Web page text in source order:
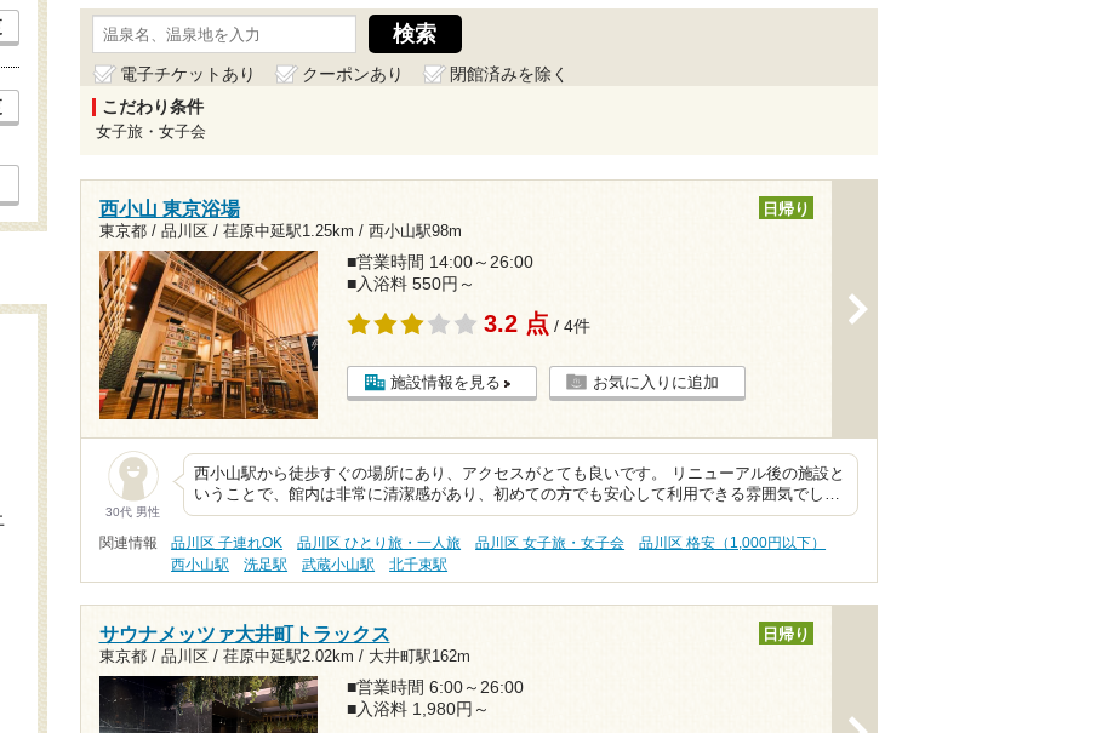
電子チケットあり クーポンあり
閉館済みを除く
こだわり条件
女子旅・女子会
西小山 東京浴場
東京都 / 品川区 / 荏原中延駅1.25km / 西小山駅98m
日帰り
■営業時間 14:00～26:00
■入浴料 550円～
3.2 点 / 4件
施設情報を見る お気に入りに追加
30代 男性
西小山駅から徒歩すぐの場所にあり、アクセスがとても良いです。 リニューアル後の施設と
いうことで、館内は非常に清潔感があり、初めての方でも安心して利用できる雰囲気でし…
関連情報 品川区 子連れOK 品川区 ひとり旅・一人旅 品川区 女子旅・女子会
品川区 格安（1,000円以下）
西小山駅
洗足駅 武蔵小山駅 北千束駅
サウナメッツァ大井町トラックス
東京都 / 品川区 / 荏原中延駅2.02km / 大井町駅162m
日帰り
■営業時間 6:00～26:00
■入浴料 1,980円～